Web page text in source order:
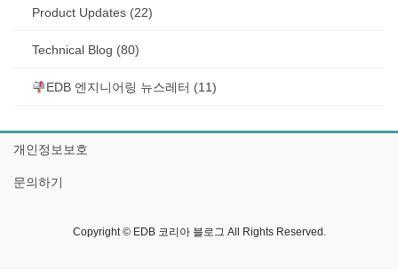
Product Updates (22)
Technical Blog (80)
EDB 엔지니어링 뉴스레터 (11)
개인정보보호
문의하기
Copyright © EDB 코리아 블로그 All Rights Reserved.